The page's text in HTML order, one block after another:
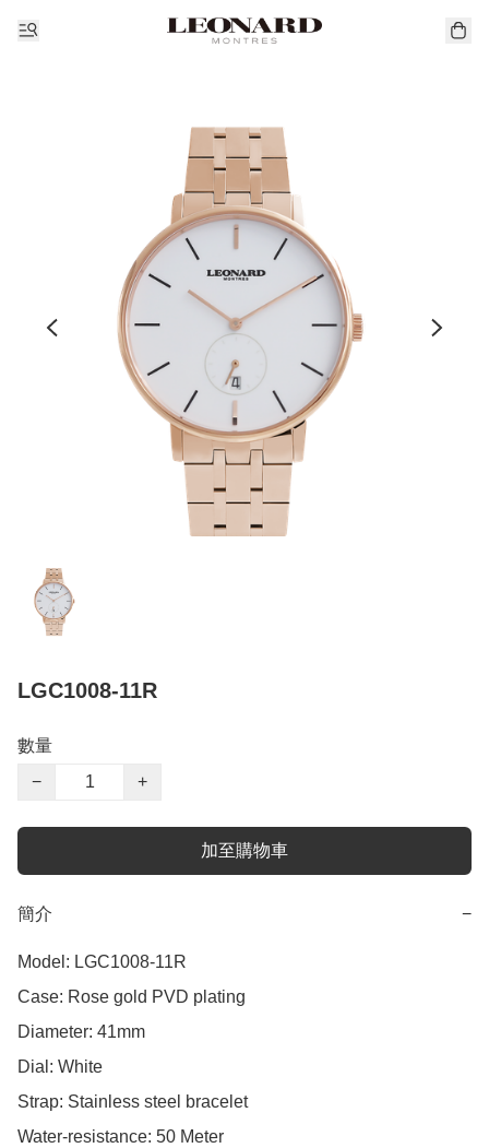
LGC1008-11R
數量
−
+
加至購物車
簡介 −
Model: LGC1008-11R
Case: Rose gold PVD plating
Diameter: 41mm
Dial: White
Strap: Stainless steel bracelet
Water-resistance: 50 Meter